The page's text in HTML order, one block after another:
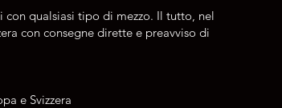
qualsiasi tipo di mezzo. Il tutto, nel
con consegne dirette e preavviso di
e Svizzera